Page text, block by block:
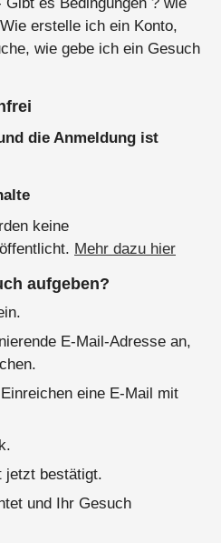
erstelle ich ein Konto,
wie gebe ich ein Gesuch
die Anmeldung ist
keine
Mehr dazu hier
aufgeben?
E-Mail-Adresse an,
eine E-Mail mit
jetzt bestätigt.
und Ihr Gesuch